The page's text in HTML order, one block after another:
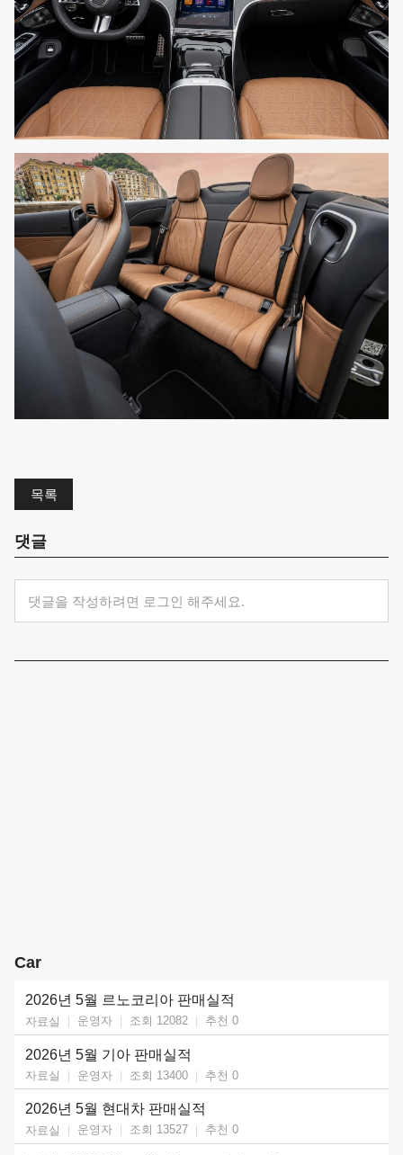
목록
댓글
댓글을 작성하려면 로그인 해주세요.
Car
2026년 5월 르노코리아 판매실적
자료실 운영자 조회 12082 추천 0
2026년 5월 기아 판매실적
자료실 운영자 조회 13400 추천 0
2026년 5월 현대차 판매실적
자료실 운영자 조회 13527 추천 0